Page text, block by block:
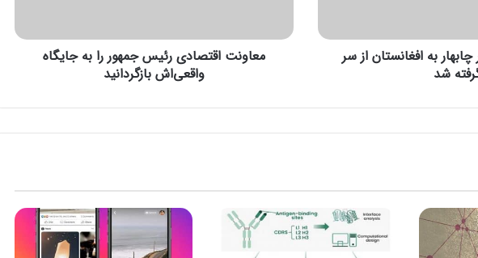
چابهار به افغانستان از سر
شد
ت
ی
ج
م
ه
و
معاونت اقتصادی رئیس جمهور را به جایگاه
واقعی‌اش بازگردانید